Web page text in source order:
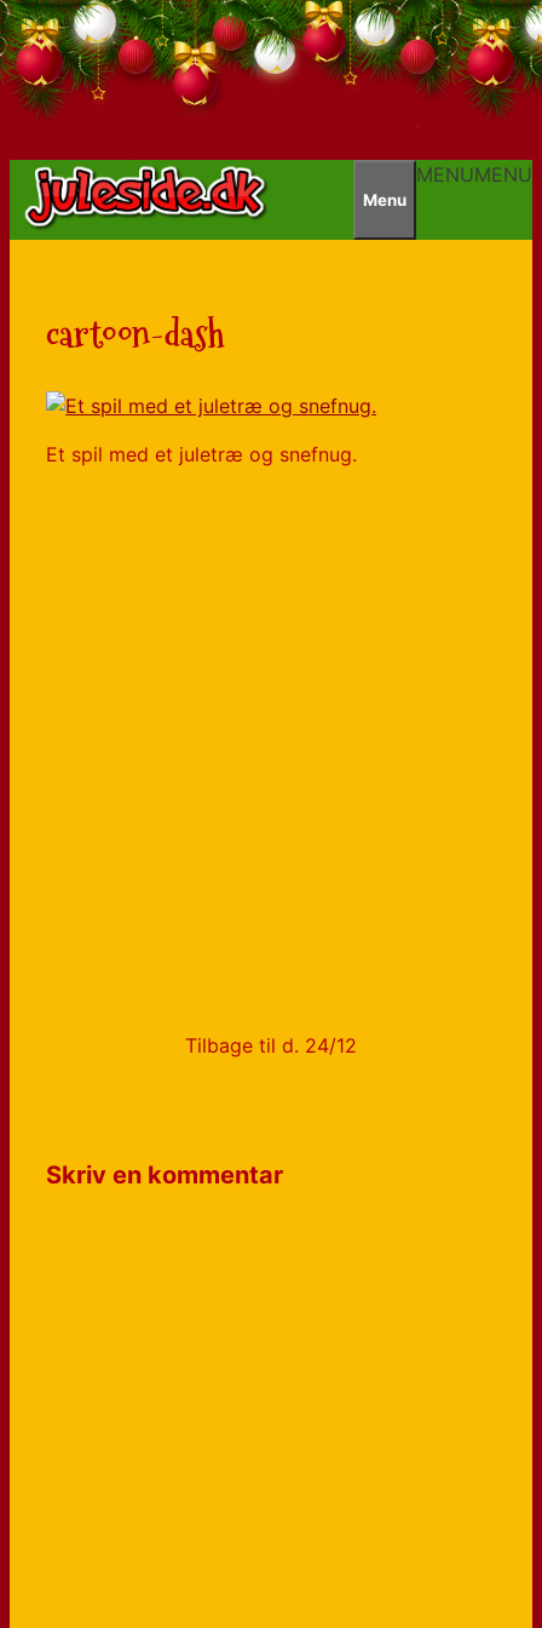
Menu
MENUMENU
cartoon-dash
Et spil med et juletræ og snefnug.
Tilbage til d. 24/12
Skriv en kommentar